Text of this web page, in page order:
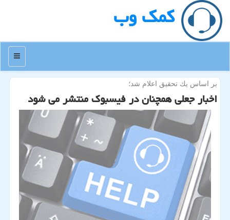
كمك وب
منو
بر اساس یك تحقیق اعلام شد؛
اخبار جعلی همچنان در فیسبوك منتشر می شود